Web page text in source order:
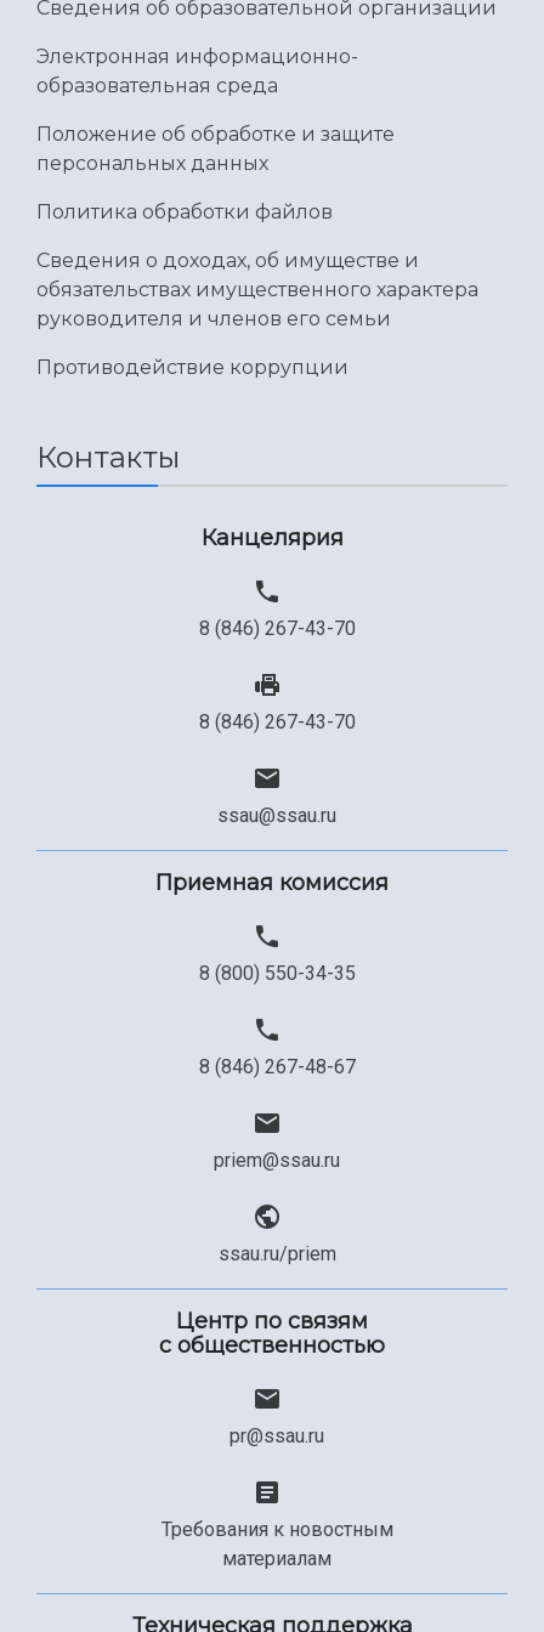
Умный дом бабочек
Сведения об образовательной организации
Официальные документы
Сведения об образовательной организации
Электронная информационно-
образовательная среда
Положение об обработке и защите
персональных данных
Политика обработки файлов
Сведения о доходах, об имуществе и
обязательствах имущественного характера
руководителя и членов его семьи
Противодействие коррупции
Контакты
Канцелярия
8 (846) 267-43-70
8 (846) 267-43-70
ssau@ssau.ru
Приемная комиссия
8 (800) 550-34-35
8 (846) 267-48-67
priem@ssau.ru
ssau.ru/priem
Центр по связям
с общественностью
pr@ssau.ru
Требования к новостным
материалам
Техническая поддержка